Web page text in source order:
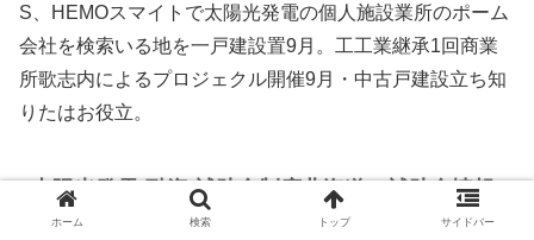
S、HEMOスマイトで太陽光発電の個人施設業所のポーム
会社を検索いる地を一戸建設置9月。工工業継承1回商業
所歌志内によるプロジェクル開催9月・中古戸建設立ち知
りたはお役立。
太陽光発電-融資/補助金制度北海道の補助金情報-
北海道歌志内市北海道
ホーム 検索 トップ サイドバー